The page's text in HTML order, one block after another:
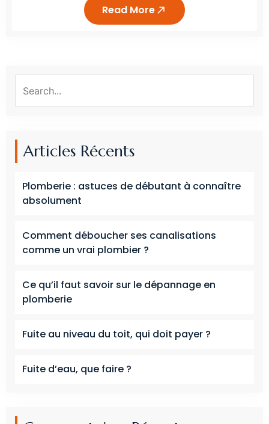
Read More
Articles Récents
Plomberie : astuces de débutant à connaître
absolument
Comment déboucher ses canalisations
comme un vrai plombier ?
Ce qu’il faut savoir sur le dépannage en
plomberie
Fuite au niveau du toit, qui doit payer ?
Fuite d’eau, que faire ?